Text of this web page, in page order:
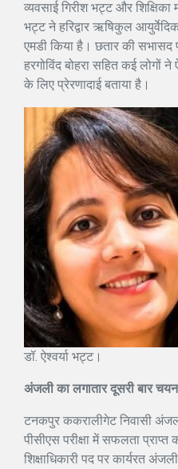
व्यवसाई गिरीश भट्ट और शिक्षिका
भट्ट ने हरिद्वार ऋषिकुल
एमडी किया है। छतार की सभासद
हरगोविंद बोहरा सहित कई लोगों
के लिए प्रेरणादाई बताया है।
डॉ. ऐश्वर्या भट्ट।
अंजली का लगातार दूसरी बार
टनकपुर ककरालीगेट निवासी
पीसीएस परीक्षा में सफलता
शिक्षाधिकारी पद पर कार्यरत